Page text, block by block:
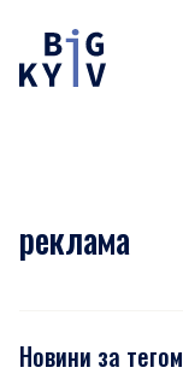
реклама
Новини за тегом